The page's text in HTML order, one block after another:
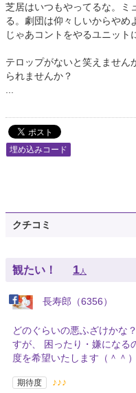
芝居はいつもやってるな。ミ
る。劇団は仰々しいからやめ
じゃあコントをやるユニット
テロップがないと笑えません
られませんか？
埋め込みコード
クチコミ
観たい！ 1人
長寿郎（6356）
どのぐらいの悪ふざけかな
すが、 困ったり・嫌になる
度を希望いたします（＾＾）
期待度 ♪♪♪